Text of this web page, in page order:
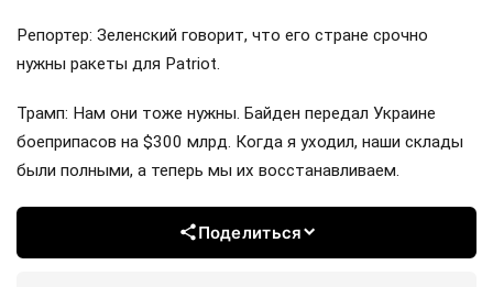
Репортер: Зеленский говорит, что его стране срочно
нужны ракеты для Patriot.
Трамп: Нам они тоже нужны. Байден передал Украине
боеприпасов на $300 млрд. Когда я уходил, наши склады
были полными, а теперь мы их восстанавливаем.
Поделиться